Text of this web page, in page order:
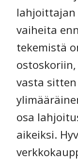
lahjoittajan
vaiheita
tekemistä
vasta sitten
osa
aikeiksi.